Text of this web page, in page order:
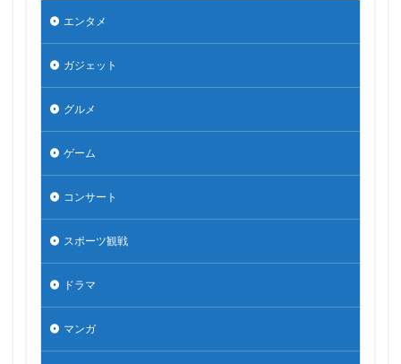
エンタメ
ガジェット
グルメ
ゲーム
コンサート
スポーツ観戦
ドラマ
マンガ